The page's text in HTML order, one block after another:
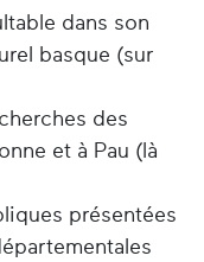
dans son
basque (sur
des
et à Pau (là
présentées